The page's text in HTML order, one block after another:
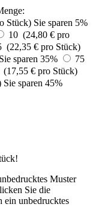
Stück) Sie sparen 5%
10 (24,80 € pro
(22,35 € pro Stück)
Sie sparen 35%
75
(17,55 € pro Stück)
Sie sparen 45%
Muster
Sie die
ein unbedrucktes